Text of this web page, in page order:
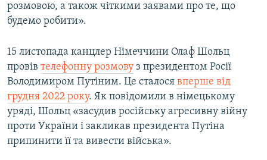
розмовою, а також чіткими заявами про те, що
будемо робити».
15 листопада канцлер Німеччини Олаф Шольц
провів телефонну розмову з президентом Росії
Володимиром Путіним. Це сталося вперше від
грудня 2022 року. Як повідомили в німецькому
уряді, Шольц «засудив російську агресивну війну
проти України і закликав президента Путіна
припинити її та вивести війська».